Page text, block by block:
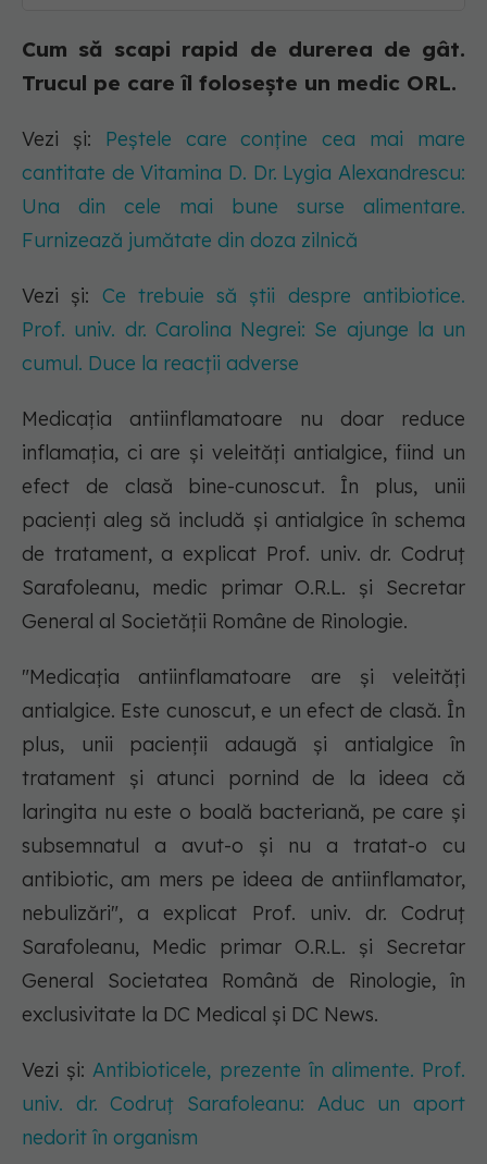
Cum să scapi rapid de durerea de gât.
Trucul pe care îl folosește un medic ORL.
Vezi și: Peștele care conține cea mai mare
cantitate de Vitamina D. Dr. Lygia Alexandrescu:
Una din cele mai bune surse alimentare.
Furnizează jumătate din doza zilnică
Vezi și: Ce trebuie să știi despre antibiotice.
Prof. univ. dr. Carolina Negrei: Se ajunge la un
cumul. Duce la reacții adverse
Medicația antiinflamatoare nu doar reduce
inflamația, ci are și veleități antialgice, fiind un
efect de clasă bine-cunoscut. În plus, unii
pacienți aleg să includă și antialgice în schema
de tratament, a explicat Prof. univ. dr. Codruț
Sarafoleanu, medic primar O.R.L. și Secretar
General al Societății Române de Rinologie.
"Medicația antiinflamatoare are și veleități
antialgice. Este cunoscut, e un efect de clasă. În
plus, unii pacienții adaugă și antialgice în
tratament și atunci pornind de la ideea că
laringita nu este o boală bacteriană, pe care și
subsemnatul a avut-o și nu a tratat-o cu
antibiotic, am mers pe ideea de antiinflamator,
nebulizări", a explicat Prof. univ. dr. Codruț
Sarafoleanu, Medic primar O.R.L. și Secretar
General Societatea Română de Rinologie, în
exclusivitate la DC Medical și DC News.
Vezi și:Antibioticele, prezente în alimente. Prof.
univ. dr. Codruț Sarafoleanu: Aduc un aport
nedorit în organism